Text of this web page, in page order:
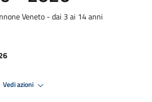
Veneto - dai 3 ai 14 anni
Vedi azioni